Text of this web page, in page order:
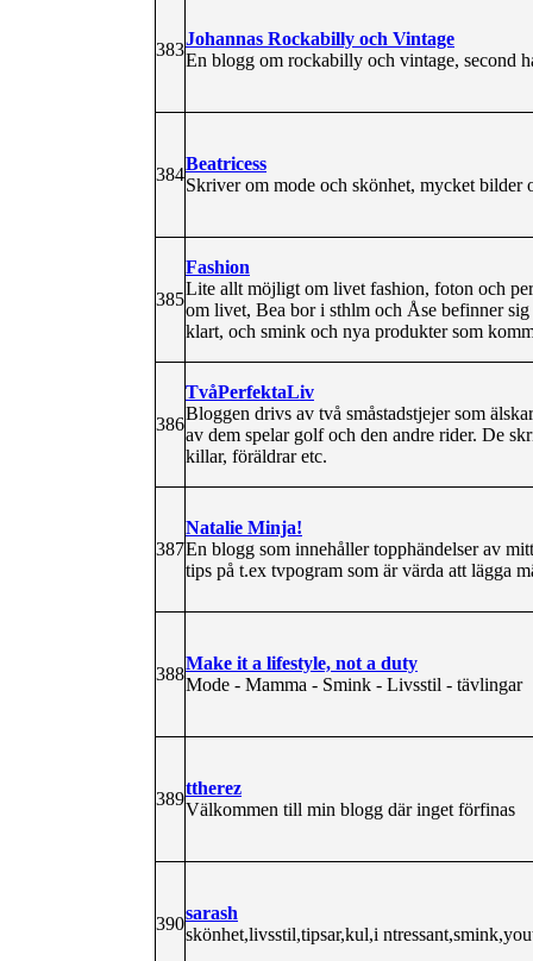
383
Johannas Rockabilly och Vintage
En blogg om rockabilly och vintage, second
384
Beatricess
Skriver om mode och skönhet, mycket bilder
385
Fashion
Lite allt möjligt om livet fashion, foton och
om livet, Bea bor i sthlm och Åse befinner
klart, och smink och nya produkter som
386
TvåPerfektaLiv
Bloggen drivs av två småstadstjejer som
av dem spelar golf och den andre rider. De
killar, föräldrar etc.
387
Natalie Minja!
En blogg som innehåller topphändelser av
tips på t.ex tvpogram som är värda att lägga
388
Make it a lifestyle, not a duty
Mode - Mamma - Smink - Livsstil - tävlingar
389
ttherez
Välkommen till min blogg där inget förfinas
390
sarash
skönhet,livsstil,tipsar,kul,i